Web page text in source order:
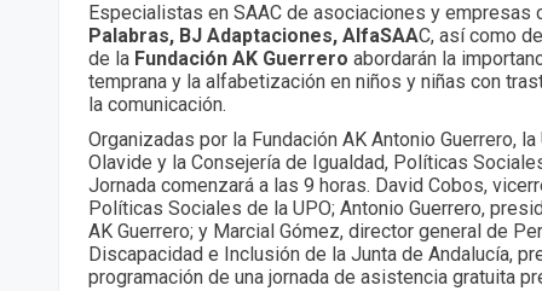
Especialistas en SAAC de asociaciones y empresas
Palabras, BJ Adaptaciones, AlfaSAAC, así como
de la Fundación AK Guerrero abordarán la
temprana y la alfabetización en niños y niñas con
la comunicación.
Organizadas por la Fundación AK Antonio Guerrero,
Olavide y la Consejería de Igualdad, Políticas
Jornada comenzará a las 9 horas. David Cobos,
Políticas Sociales de la UPO; Antonio Guerrero,
AK Guerrero; y Marcial Gómez, director general de
Discapacidad e Inclusión de la Junta de Andalucía,
programación de una jornada de asistencia gratuita